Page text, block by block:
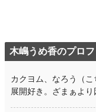
木嶋うめ香のプロ
カクヨム、なろう（
展開好き。ざまぁより